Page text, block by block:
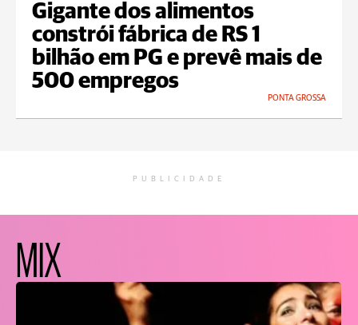
Gigante dos alimentos
constrói fábrica de RS 1
bilhão em PG e prevê mais de
500 empregos
PONTA GROSSA
PUBLICIDADE
MIX